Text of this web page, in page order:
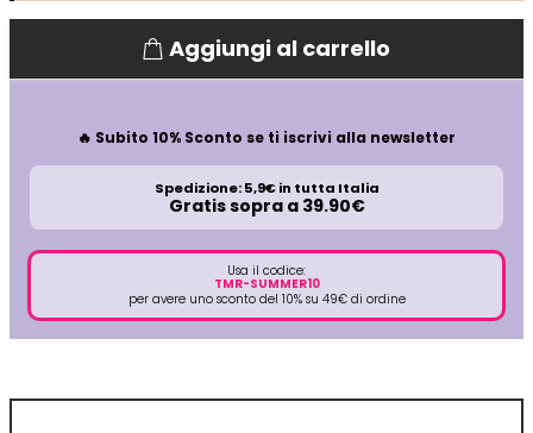
Dyson
Estiwell
Eugène Perma
Euro Marbel
Euro Stil
Euromax
Aggiungi al carrello
🔥 Subito 10% Sconto se ti iscrivi alla newsletter
Spedizione: 5,9€ in tutta Italia
Gratis sopra a 39.90€
Usa il codice:
TMR-SUMMER10
per avere uno sconto del 10% su 49€ di ordine